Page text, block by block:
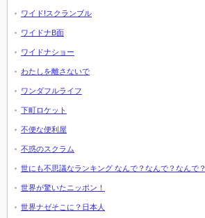
ワイド!スクランブル
ワイドナB面
ワイドナショー
わたしを離さないで
ワンダフルライフ
下町ロケット
不便な便利屋
不惑のスクラム
世にも不思議なランキング なんで？なんで？なんで？
世界が驚いたニッポン！
世界ナゼそこに？日本人